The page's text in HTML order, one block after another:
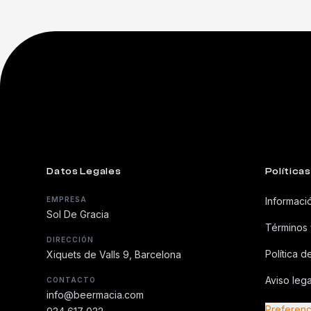
Datos Legales
EMPRESA
Sol De Gracia
DIRECCIÓN
Xiquets de Valls 9, Barcelona
CONTACTO
info@beermacia.com
Políticas
Política
Aviso